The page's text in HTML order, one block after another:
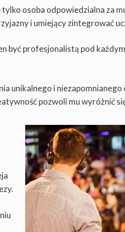
osoba odpowiedzialna za
i umiejący zintegrować
być profesjonalistą pod
unikalnego i
pozwoli mu wyróżnić